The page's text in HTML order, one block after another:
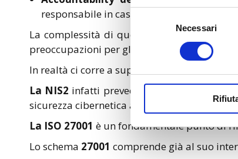
Necessari
responsabile in caso di negligenza grave
La complessità di questo quadro ed allo
preoccupazioni per gli addetti ai lavori.
In realtà ci corre a supporto lo standard
La NIS2 infatti prevede l’adozione di un
sicurezza cibernetica all’interno
La ISO 27001 è un fondamentale punto di
Lo schema 27001 comprende già al suo